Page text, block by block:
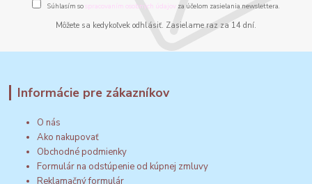
Súhlasím sospracovaním osobných údajov za účelom zasielania newslettera.
Môžete sa kedykoľvek odhlásiť. Zasielame raz za 14 dní.
Informácie pre zákazníkov
O nás
Ako nakupovať
Obchodné podmienky
Formulár na odstúpenie od kúpnej zmluvy
Reklamačný formulár